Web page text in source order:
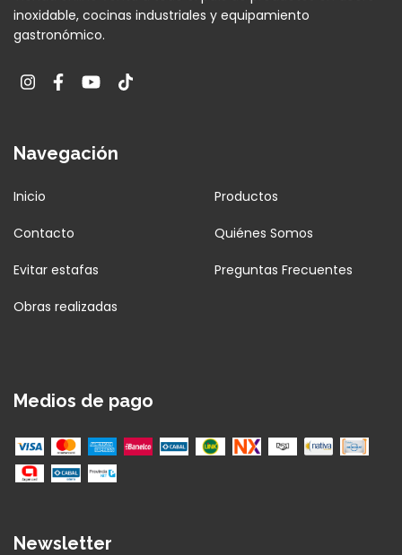
inoxidable, cocinas industriales y equipamiento
gastronómico.
Navegación
Inicio Productos
Contacto Quiénes Somos
Evitar estafas Preguntas Frecuentes
Obras realizadas
Medios de pago
Newsletter